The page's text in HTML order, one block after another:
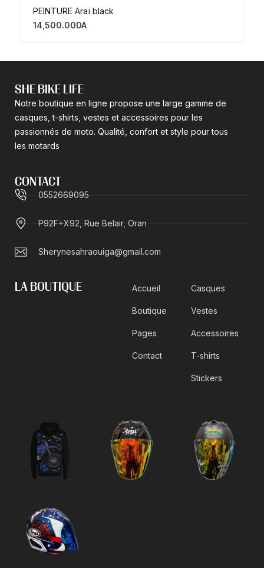
PEINTURE Araï black
14,500.00DA
SHE BIKE LIFE
Notre boutique en ligne propose une large gamme de
casques, t-shirts, vestes et accessoires pour les
passionnés de moto. Qualité, confort et style pour tous
les motards
CONTACT
0552669095
P92F+X92, Rue Belair, Oran
Sherynesahraouiga@gmail.com
LA BOUTIQUE Accueil
Boutique
Pages
Contact
Casques
Vestes
Accessoires
T-shirts
Stickers